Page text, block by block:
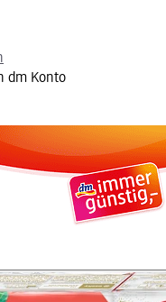
dm Konto